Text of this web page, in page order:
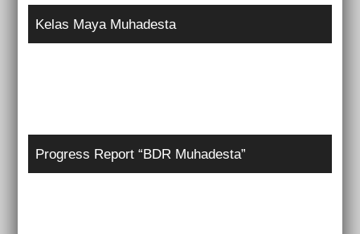
Kelas Maya Muhadesta
Progress Report “BDR Muhadesta”